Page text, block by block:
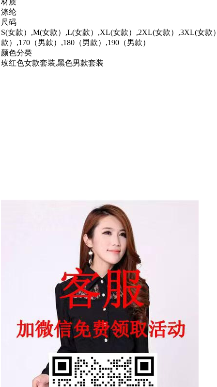
材质
涤纶
尺码
S(女款）,M(女款）,L(女款）,XL(女款）,2XL(女款）,3XL(女款
款）,170（男款）,180（男款）,190（男款）
颜色分类
玫红色女款套装,黑色男款套装